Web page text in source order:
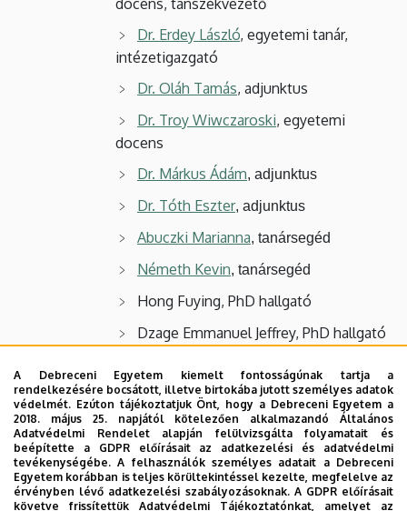
Dr. Erdey László, egyetemi tanár,
intézetigazgató
Dr. Oláh Tamás, adjunktus
Dr. Troy Wiwczaroski, egyetemi
docens
Dr. Márkus Ádám, adjunktus
Dr. Tóth Eszter, adjunktus
Abuczki Marianna, tanársegéd
Németh Kevin, tanársegéd
Hong Fuying, PhD hallgató
Dzage Emmanuel Jeffrey, PhD hallgató
Külső óraadó:
dr. Hajdu Sándor
Prof. Dr. Lévai Csaba , egyetemi tanár
Pergéné Szabó Enikő
A Debreceni Egyetem kiemelt fontosságúnak tartja a
rendelkezésére bocsátott, illetve birtokába jutott személyes adatok
védelmét. Ezúton tájékoztatjuk Önt, hogy a Debreceni Egyetem a
2018. május 25. napjától kötelezően alkalmazandó Általános
Adatvédelmi Rendelet alapján felülvizsgálta folyamatait és
beépítette a GDPR előírásait az adatkezelési és adatvédelmi
tevékenységébe. A felhasználók személyes adatait a Debreceni
Egyetem korábban is teljes körültekintéssel kezelte, megfelelve az
érvényben lévő adatkezelési szabályozásoknak. A GDPR előírásait
követve frissítettük Adatvédelmi Tájékoztatónkat, amelyet az